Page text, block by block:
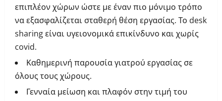
επιπλέον χώρων ώστε με έναν πιο μόνιμο τρόπο
να εξασφαλίζεται σταθερή θέση εργασίας. Το desk
sharing είναι υγειονομικά επικίνδυνο και χωρίς
covid.
Καθημερινή παρουσία γιατρού εργασίας σε
όλους τους χώρους.
Γενναία μείωση και πλαφόν στην τιμή του